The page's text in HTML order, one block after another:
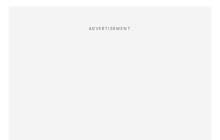
ADVERTISEMENT